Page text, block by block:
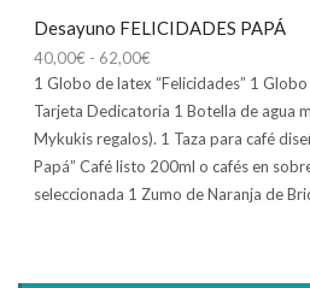
Desayuno FELICIDADES PAPÁ
40,00€ - 62,00€
de
precios:
40,00€
hasta
62,00€
1 Globo de latex “Felicidades” 1
Tarjeta Dedicatoria 1 Botella de agua
Mykukis regalos). 1 Taza para café
Papá” Café listo 200ml o cafés en
seleccionada 1 Zumo de Naranja de